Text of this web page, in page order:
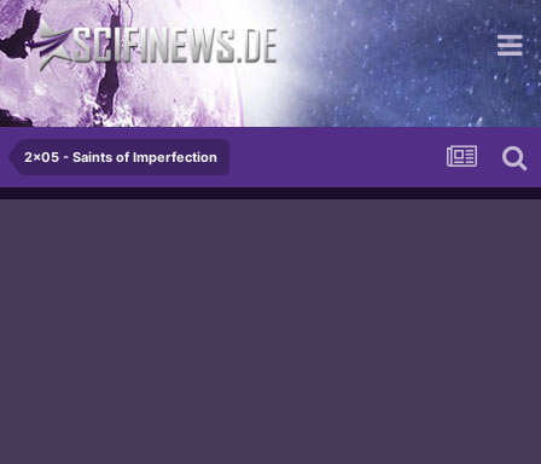
...ist deine Mudder!
2x05 - Saints of Imperfection